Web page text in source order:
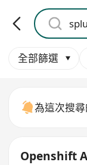
全部篩選
為這次搜
Openshift